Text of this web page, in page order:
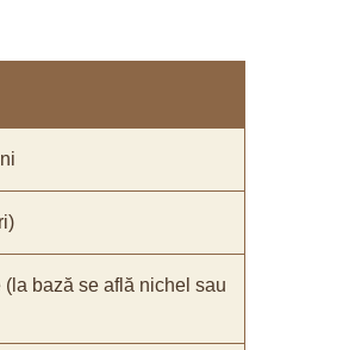
bază se află nichel sau